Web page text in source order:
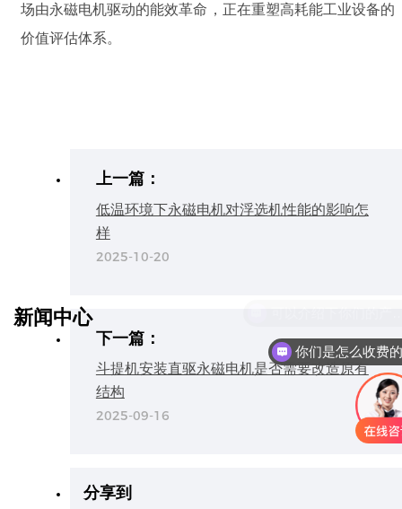
新闻中心
场由永磁电机驱动的能效革命，正在重塑高耗能工业设备的
价值评估体系。
上一篇：
低温环境下永磁电机对浮选机性能的影响怎
样
2025-10-20
下一篇：
斗提机安装直驱永磁电机是否需要改造原有
结构
2025-09-16
分享到
你们是怎么收费